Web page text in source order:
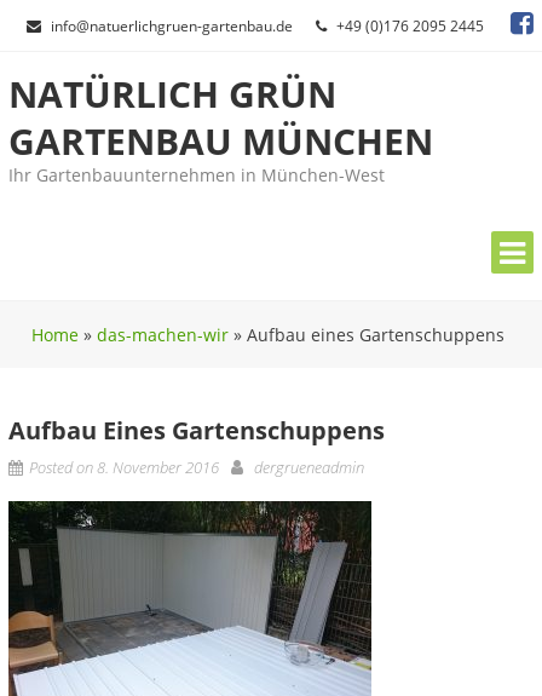
info@natuerlichgruen-gartenbau.de +49 (0)176 2095 2445
NATÜRLICH GRÜN
GARTENBAU MÜNCHEN
Ihr Gartenbauunternehmen in München-West
Home » das-machen-wir » Aufbau eines Gartenschuppens
Aufbau Eines Gartenschuppens
Posted on8. November 2016 dergrueneadmin